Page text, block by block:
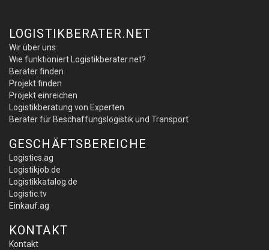
LOGISTIKBERATER.NET
Wir über uns
Wie funktioniert Logistikberater.net?
Berater finden
Projekt finden
Projekt einreichen
Logistikberatung von Experten
Berater für Beschaffungslogistik und Transport
GESCHÄFTSBEREICHE
Logistics.ag
Logistikjob.de
Logistikkatalog.de
Logistic.tv
Einkauf.ag
KONTAKT
Kontakt